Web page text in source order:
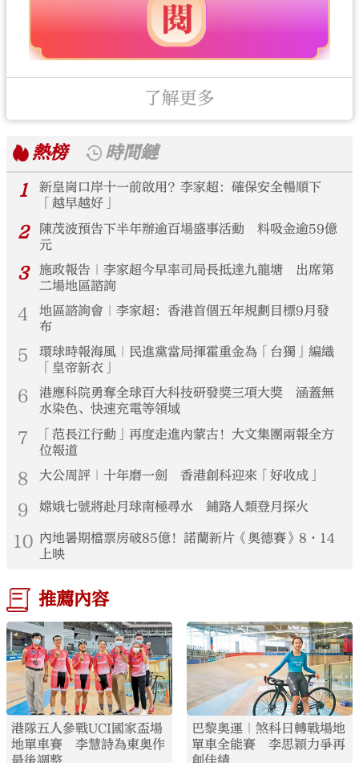
了解更多
熱榜
時間鏈
1
新皇崗口岸十一前啟用？李家超：確保安全暢順下
「越早越好」
2
陳茂波預告下半年辦逾百場盛事活動 料吸金逾59億
元
3
施政報告｜李家超今早率司局長抵達九龍塘 出席第
二場地區諮詢
4
地區諮詢會｜李家超：香港首個五年規劃目標9月發
布
5
環球時報海風｜民進黨當局揮霍重金為「台獨」編織
「皇帝新衣」
6
港應科院勇奪全球百大科技研發獎三項大獎 涵蓋無
水染色、快速充電等領域
7
「范長江行動」再度走進內蒙古！大文集團兩報全方
位報道
8 大公周評｜十年磨一劍 香港創科迎來「好收成」
9 嫦娥七號將赴月球南極尋水 鋪路人類登月探火
10 內地暑期檔票房破85億！諾蘭新片《奧德賽》8·14
上映
推薦內容
港隊五人參戰UCI國家盃場
地單車賽 李慧詩為東奧作
巴黎奧運｜煞科日轉戰場地
單車全能賽 李思穎力爭再